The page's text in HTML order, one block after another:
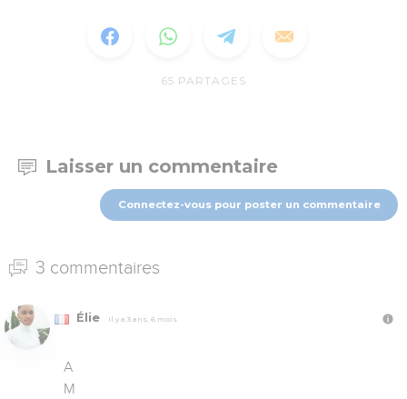
65 PARTAGES
Laisser un commentaire
Connectez-vous pour poster un commentaire
3 commentaires
Élie Il y a 3 ans, 6 mois
A
M